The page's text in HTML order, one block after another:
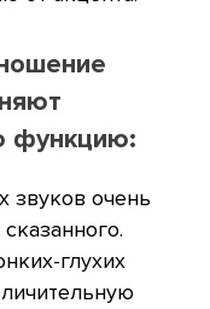
функцию:
звуков очень
глухих